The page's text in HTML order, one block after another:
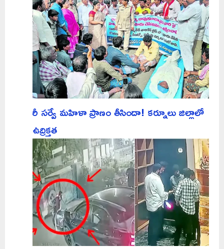
రీ సర్వే మహిళా ప్రాణం తీసిందా! కర్నూలు జిల్లాలో
ఉద్రిక్తత